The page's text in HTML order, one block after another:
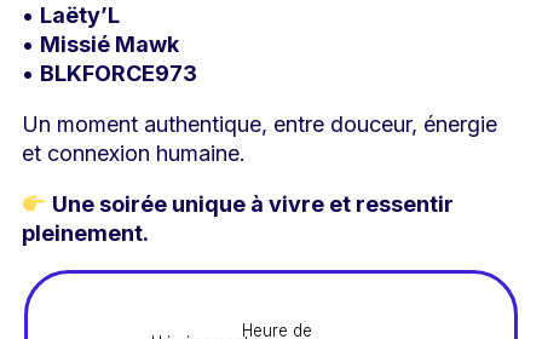
• Laëty’L
• Missié Mawk
• BLKFORCE973
Un moment authentique, entre douceur, énergie
et connexion humaine.
Une soirée unique à vivre et ressentir
pleinement.
Heure de